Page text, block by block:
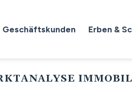
Geschäftskunden Erben &